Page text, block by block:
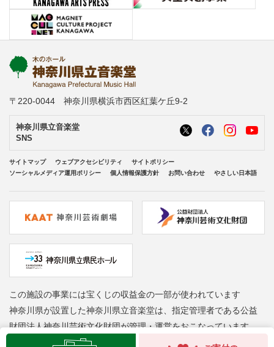
〒220-0044 神奈川県横浜市西区紅葉ケ丘9-2
神奈川県立音楽堂
SNS
サイトマップ ウェブアクセシビリティ
サイトポリシー
ソーシャルメディア運用ポリシー
個人情報保護方針 お問い合わせ やさしい日本語
この施設の事業には宝くじの収益金の一部が使われています
神奈川県が設置した神奈川県立音楽堂は、指定管理者である公益
財団法人神奈川芸術文化財団が管理・運営をおこなっています